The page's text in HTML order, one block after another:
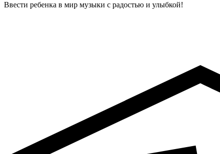
Ввести ребенка в мир музыки с радостью и улыбкой!